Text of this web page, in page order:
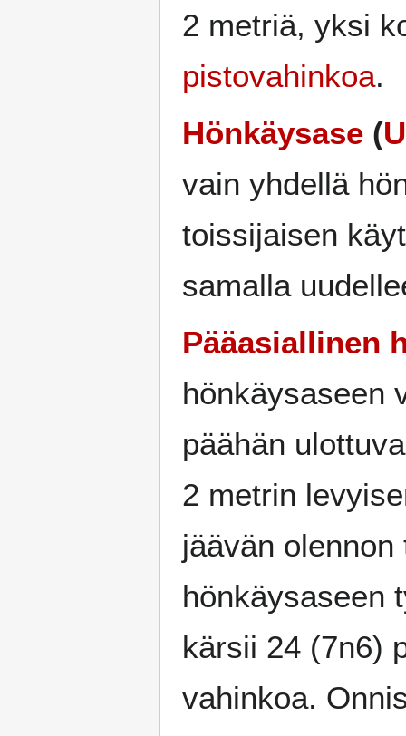
2 metriä, yksi
pistovahinkoa.
Hönkäysase (
vain yhdellä
toissijaisen
samalla
Pääasiallinen
hönkäysaseen
päähän
2 metrin
jäävän
hönkäysaseen
kärsii 24 (7n6)
vahinkoa.